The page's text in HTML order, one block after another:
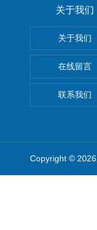
关于我们
关于我们
在线留言
联系我们
Copyright ©